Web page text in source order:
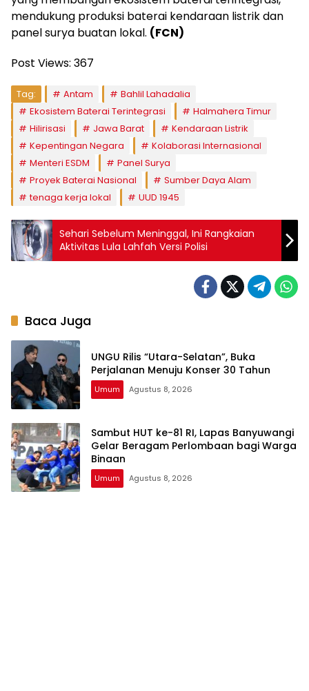
mendukung produksi baterai kendaraan listrik dan
panel surya buatan lokal. (FCN)
Post Views: 367
Tag: Antam
Bahlil Lahadalia
Ekosistem Baterai Terintegrasi
Halmahera Timur
Hilirisasi
Jawa Barat
Kendaraan Listrik
Kepentingan Negara
Kolaborasi Internasional
Menteri ESDM
Panel Surya
Proyek Baterai Nasional
Sumber Daya Alam
tenaga kerja lokal
UUD 1945
Sehari Sebelum Meninggal, Ini Rangkaian
Aktivitas Lula Lahfah Versi Polisi
Baca Juga
UNGU Rilis “Utara-Selatan”, Buka
Perjalanan Menuju Konser 30 Tahun
Umum Agustus 8, 2026
Sambut HUT ke-81 RI, Lapas Banyuwangi
Gelar Beragam Perlombaan bagi Warga
Binaan
Umum Agustus 8, 2026